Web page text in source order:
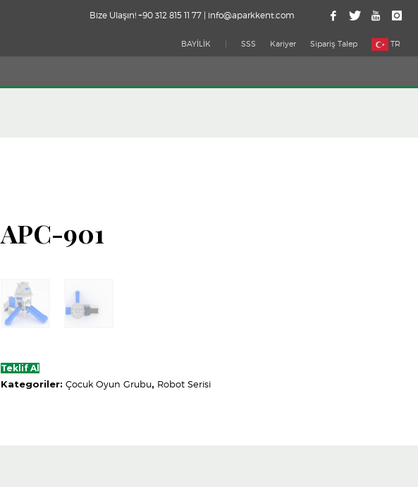
Bize Ulaşın! +90 312 815 11 77 | info@aparkkent.com
BAYİLİK | SSS Kariyer Sipariş Talep TR
APC-901
Teklif Al
Kategoriler: Çocuk Oyun Grubu, Robot Serisi